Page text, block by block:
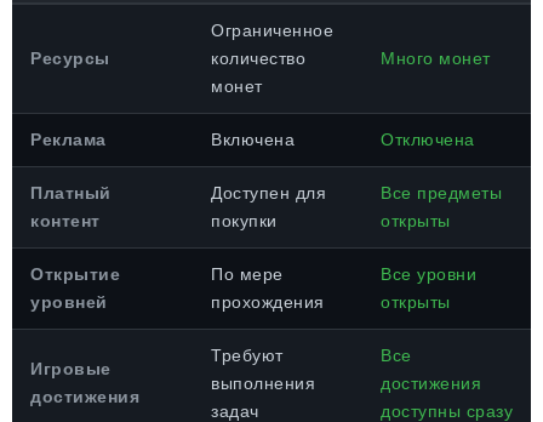
Ресурсы
Ограниченное
количество
монет
Много монет
Реклама Включена Отключена
Платный
контент
Доступен для
покупки
Все предметы
открыты
Открытие
уровней
По мере
прохождения
Все уровни
открыты
Игровые
достижения
Требуют
выполнения
задач
Все
достижения
доступны сразу